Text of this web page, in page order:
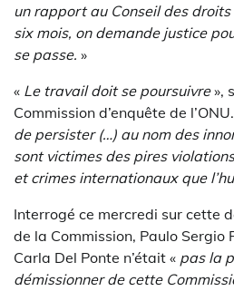
un rapport au Conseil des droits
six mois, on demande justice
se passe. »
« Le travail doit se poursuivre»,
Commission d’enquête de
de persister (…) au nom des
sont victimes des pires
et crimes internationaux que
Interrogé ce mercredi sur cette
de la Commission, Paulo Sergio
Carla Del Ponte n’était « pas la
démissionner de cette